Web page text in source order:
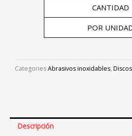
CANTIDAD
POR
CategoriesAbrasivos inoxidables,
Descripción